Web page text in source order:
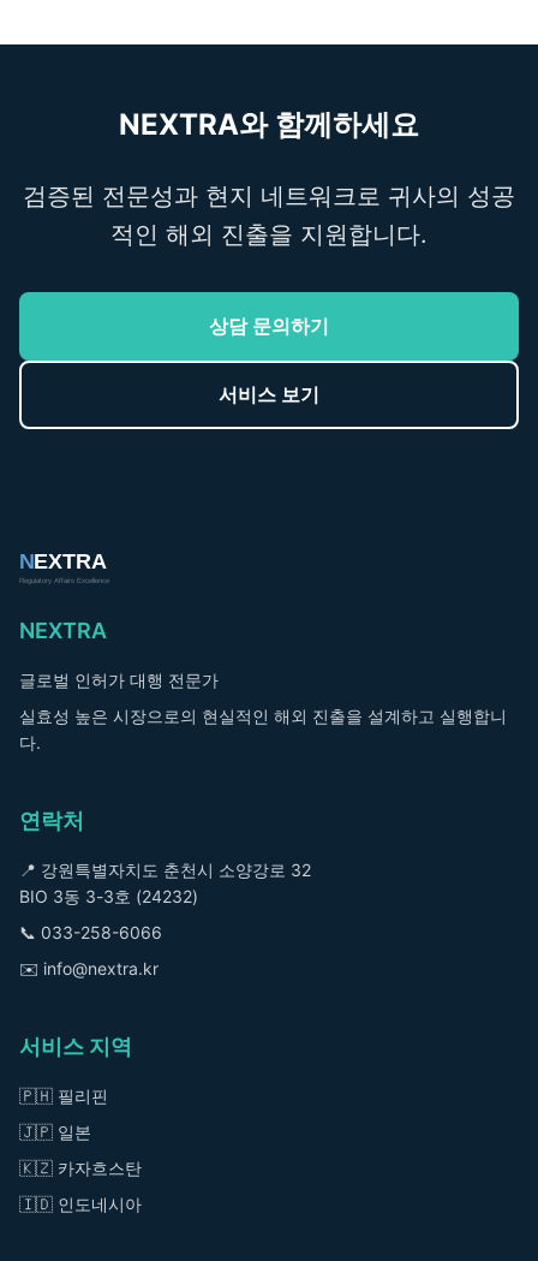
NEXTRA와 함께하세요
검증된 전문성과 현지 네트워크로 귀사의 성공
적인 해외 진출을 지원합니다.
상담 문의하기
서비스 보기
NEXTRA
Regulatory Affairs Excellence
NEXTRA
글로벌 인허가 대행 전문가
실효성 높은 시장으로의 현실적인 해외 진출을 설계하고 실행합니
다.
연락처
📍 강원특별자치도 춘천시 소양강로 32
BIO 3동 3-3호 (24232)
📞 033-258-6066
✉️ info@nextra.kr
서비스 지역
🇵🇭 필리핀
🇯🇵 일본
🇰🇿 카자흐스탄
🇮🇩 인도네시아